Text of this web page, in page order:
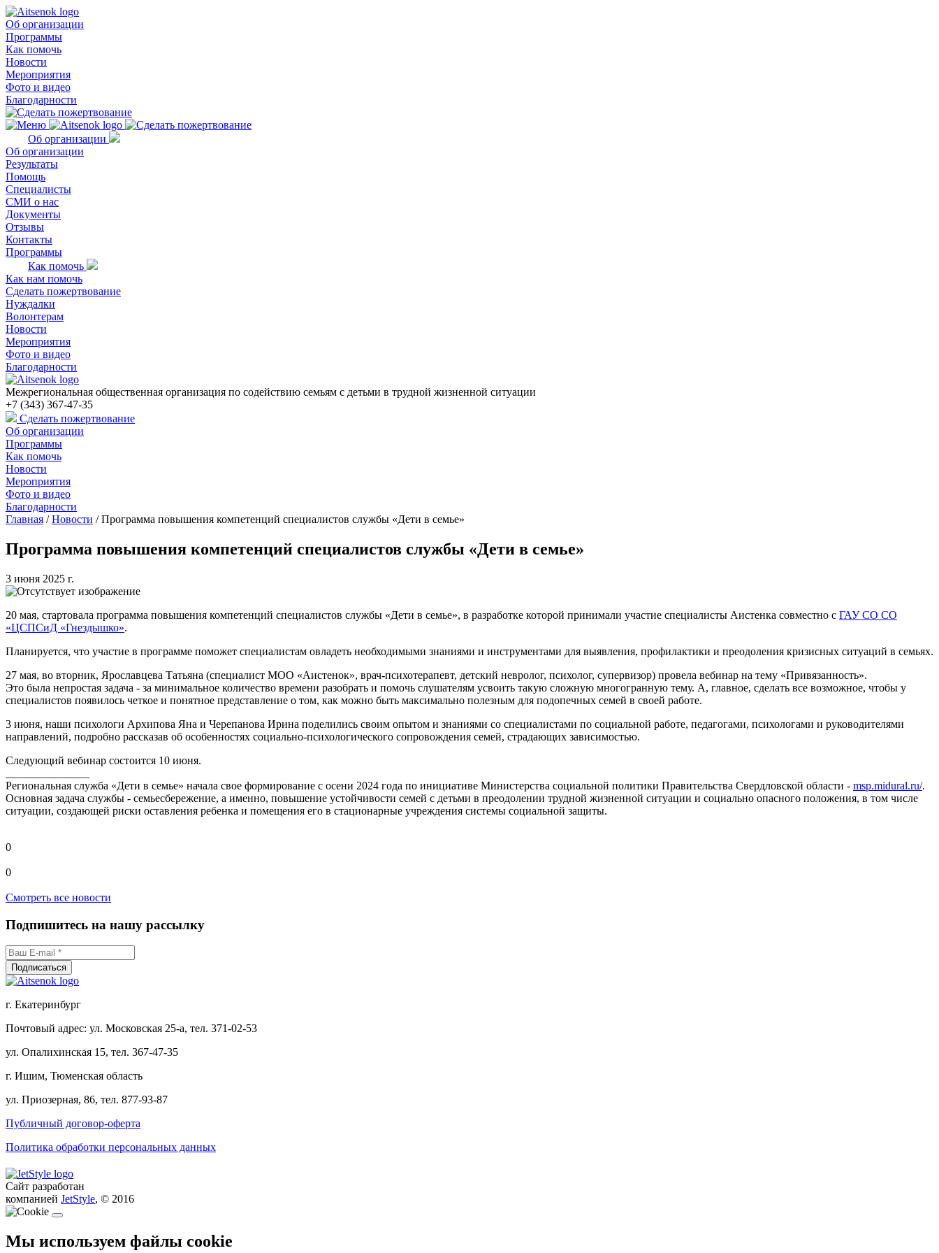
Об организации
Программы
Как помочь
Новости
Мероприятия
Фото и видео
Благодарности
Об организации
Об организации
Результаты
Помощь
Специалисты
СМИ о нас
Документы
Отзывы
Контакты
Программы
Как помочь
Как нам помочь
Сделать пожертвование
Нуждалки
Волонтерам
Новости
Мероприятия
Фото и видео
Благодарности
Межрегиональная общественная организация по содействию семьям с детьми в трудной жизненной ситуации
+7 (343) 367-47-35
Сделать пожертвование
Об организации
Программы
Как помочь
Новости
Мероприятия
Фото и видео
Благодарности
Главная /Новости /Программа повышения компетенций специалистов службы «Дети в семье»
Программа повышения компетенций специалистов службы «Дети в семье»
3 июня 2025 г.
20 мая, стартовала программа повышения компетенций специалистов службы «Дети в семье», в разработке которой принимали участие специалисты Аистенка совместно с ГАУ СО СО
«ЦСПСиД «Гнездышко».
Планируется, что участие в программе поможет специалистам овладеть необходимыми знаниями и инструментами для выявления, профилактики и преодоления кризисных ситуаций в семьях.
27 мая, во вторник, Ярославцева Татьяна (специалист МОО «Аистенок», врач-психотерапевт, детский невролог, психолог, супервизор) провела вебинар на тему «Привязанность».
Это была непростая задача - за минимальное количество времени разобрать и помочь слушателям усвоить такую сложную многогранную тему. А, главное, сделать все возможное, чтобы у
специалистов появилось четкое и понятное представление о том, как можно быть максимально полезным для подопечных семей в своей работе.
3 июня, наши психологи Архипова Яна и Черепанова Ирина поделились своим опытом и знаниями со специалистами по социальной работе, педагогами, психологами и руководителями
направлений, подробно рассказав об особенностях социально-психологического сопровождения семей, страдающих зависимостью.
Следующий вебинар состоится 10 июня.
Региональная служба «Дети в семье» начала свое формирование с осени 2024 года по инициативе Министерства социальной политики Правительства Свердловской области - msp.midural.ru/.
Основная задача службы - семьесбережение, а именно, повышение устойчивости семей с детьми в преодолении трудной жизненной ситуации и социально опасного положения, в том числе
ситуации, создающей риски оставления ребенка и помещения его в стационарные учреждения системы социальной защиты.
0
0
Смотреть все новости
Подпишитесь на нашу рассылку
г. Екатеринбург
Почтовый адрес: ул. Московская 25-а, тел. 371-02-53
ул. Опалихинская 15, тел. 367-47-35
г. Ишим, Тюменская область
ул. Приозерная, 86, тел. 877-93-87
Публичный договор-оферта
Политика обработки персональных данных
Сайт разработан
компанией JetStyle, © 2016
Мы используем файлы cookie